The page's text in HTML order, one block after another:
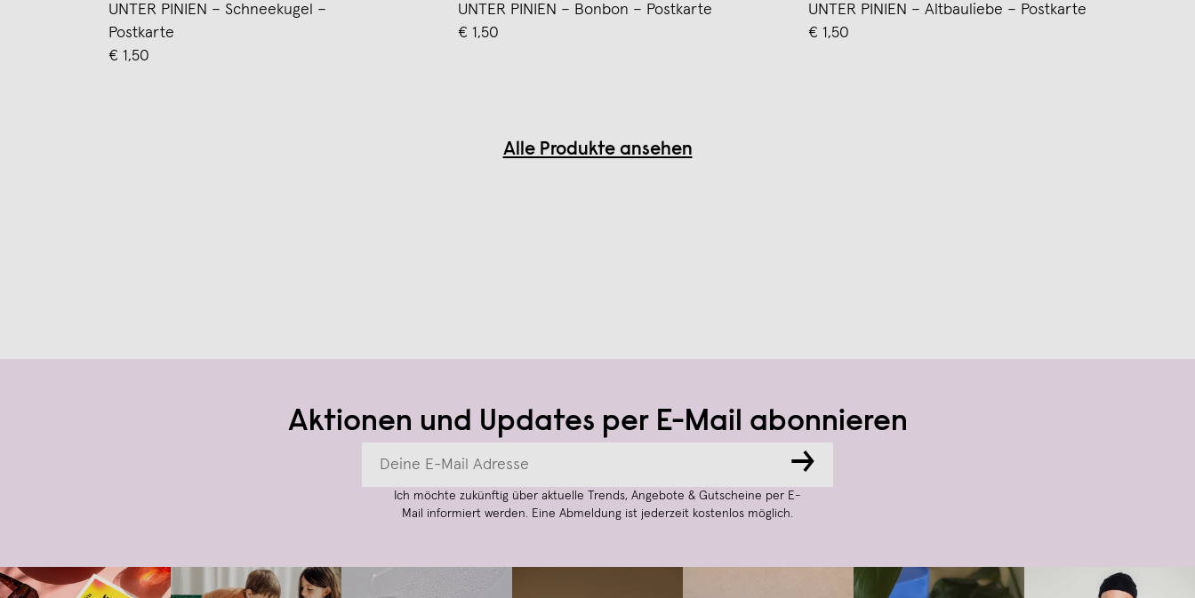
UNTER PINIEN – Schneekugel –
Postkarte
€ 1,50
UNTER PINIEN – Bonbon – Postkarte
€ 1,50
UNTER PINIEN – Altbauliebe – Postkarte
€ 1,50
Alle Produkte ansehen
Aktionen und Updates per E-Mail abonnieren
→
Ich möchte zukünftig über aktuelle Trends, Angebote & Gutscheine per E-
Mail informiert werden. Eine Abmeldung ist jederzeit kostenlos möglich.